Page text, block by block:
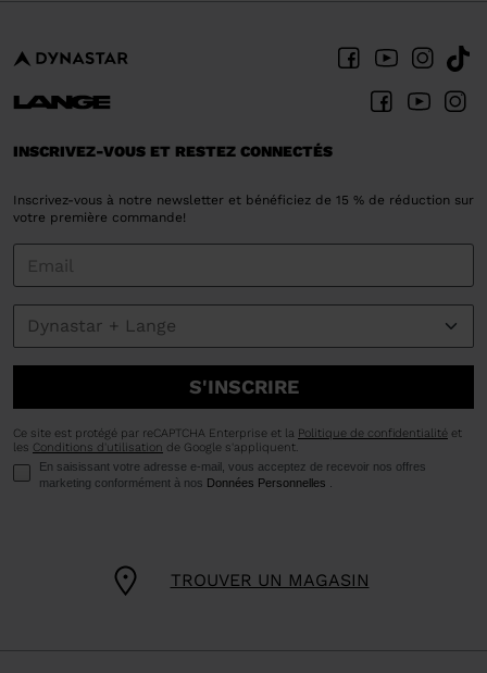
TROUVER UN MAGASIN
INSCRIVEZ-VOUS ET RESTEZ CONNECTÉS
Inscrivez-vous à notre newsletter et bénéficiez de 15 % de réduction sur
votre première commande!
S'INSCRIRE
Ce site est protégé par reCAPTCHA Enterprise et la Politique de confidentialité et
les Conditions d'utilisation de Google s'appliquent.
En saisissant votre adresse e-mail, vous acceptez de recevoir nos offres
marketing conformément à nos Données Personnelles .